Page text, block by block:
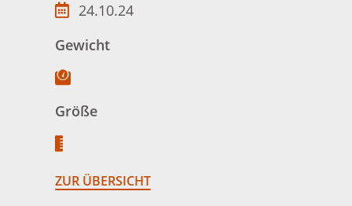
24.10.24
Gewicht
Größe
ZUR ÜBERSICHT